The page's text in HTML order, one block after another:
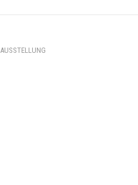
AUSSTELLUNG